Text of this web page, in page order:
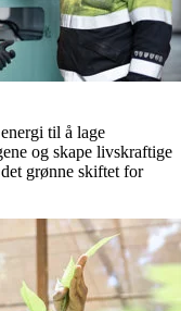
til å lage
og skape livskraftige
grønne skiftet for